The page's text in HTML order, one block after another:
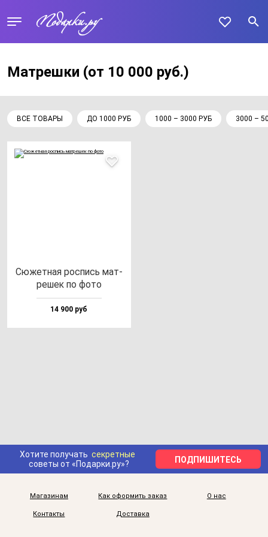
Матрешки (от 10 000 руб.)
ВСЕ ТОВАРЫ ДО 1000 РУБ 1000 – 3000 РУБ 3000 –
Сюжет­ная рос­пись мат­
ре­шек по фо­то
14 900 руб
Хотите получать секретные
советы от «Подарки.ру»?
ПОДПИШИТЕСЬ
Магазинам Как оформить заказ О нас
Контакты Доставка